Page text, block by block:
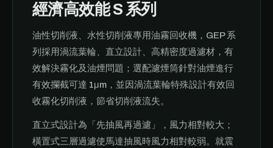
經濟高效能 S 系列
油性切削液、水性切削液專用油霧回收機，GEP 系
列採用渦流葉輪、直立設計、高精密度過濾材，有
效解決霧化及油煙問題；選配濾煙筒針對油煙進行
有效攔截可達 1μm，並因渦流葉輪特殊設計有效回
收霧化切削液，節省切削液流失。
直立式設計為「先抽風再過濾」，風力相對較大；
橫置式三層過濾使馬達抽風時風力相對較弱。就震